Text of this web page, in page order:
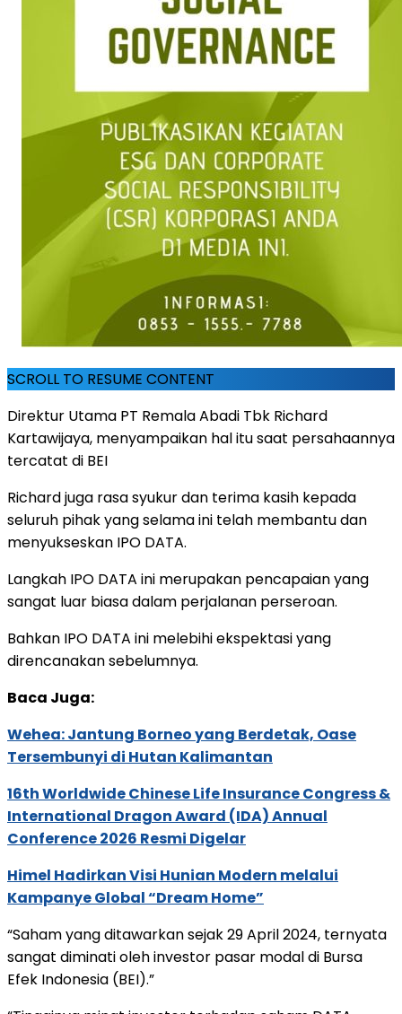
SCROLL TO RESUME CONTENT
Direktur Utama PT Remala Abadi Tbk Richard
Kartawijaya, menyampaikan hal itu saat persahaannya
tercatat di BEI
Richard juga rasa syukur dan terima kasih kepada
seluruh pihak yang selama ini telah membantu dan
menyukseskan IPO DATA.
Langkah IPO DATA ini merupakan pencapaian yang
sangat luar biasa dalam perjalanan perseroan.
Bahkan IPO DATA ini melebihi ekspektasi yang
direncanakan sebelumnya.
Baca Juga:
Wehea: Jantung Borneo yang Berdetak, Oase
Tersembunyi di Hutan Kalimantan
16th Worldwide Chinese Life Insurance Congress &
International Dragon Award (IDA) Annual
Conference 2026 Resmi Digelar
Himel Hadirkan Visi Hunian Modern melalui
Kampanye Global “Dream Home”
“Saham yang ditawarkan sejak 29 April 2024, ternyata
sangat diminati oleh investor pasar modal di Bursa
Efek Indonesia (BEI).”